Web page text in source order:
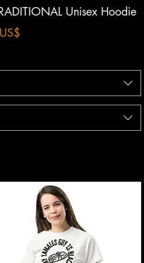
Vista rápidaUnisex Hoodie